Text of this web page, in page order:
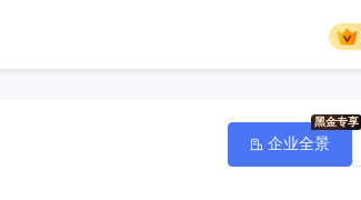
企业全景